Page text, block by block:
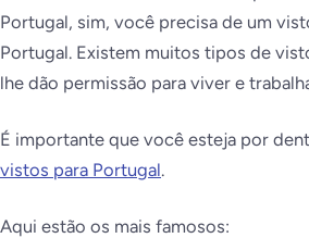
Portugal, sim, você precisa de um
Portugal. Existem muitos tipos de
lhe dão permissão para viver e
É importante que você esteja por
vistos para Portugal.
Aqui estão os mais famosos: